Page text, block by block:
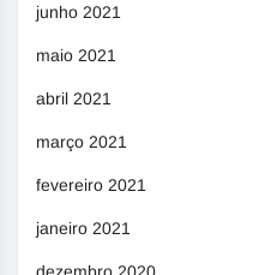
junho 2021
maio 2021
abril 2021
março 2021
fevereiro 2021
janeiro 2021
dezembro 2020